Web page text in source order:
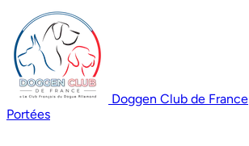
Doggen Club de France
Portées